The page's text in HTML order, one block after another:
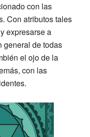
con las
. Con atributos tales
expresarse a
general de todas
el ojo de la
con las